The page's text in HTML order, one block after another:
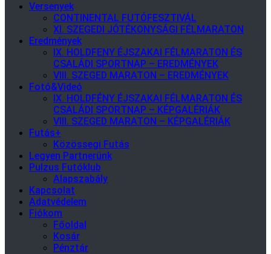
Versenyek
CONTINENTAL FUTÓFESZTIVÁL
XI. SZEGEDI JÓTÉKONYSÁGI FÉLMARATON
Eredmények
IX. HOLDFENY ÉJSZAKAI FÉLMARATON ÉS
CSALÁDI SPORTNAP – EREDMÉNYEK
VIII. SZEGED MARATON – EREDMÉNYEK
Fotó&Videó
IX. HOLDFÉNY ÉJSZAKAI FÉLMARATON ÉS
CSALÁDI SPORTNAP – KÉPGALÉRIÁK
VIII. SZEGED MARATON – KÉPGALÉRIÁK
Futás+
Közössegi Futás
Legyen Partnerünk
Pulzus Futóklub
Alapszabály
Kapcsolat
Adatvédelem
Fiókom
Főoldal
Kosár
Pénztár